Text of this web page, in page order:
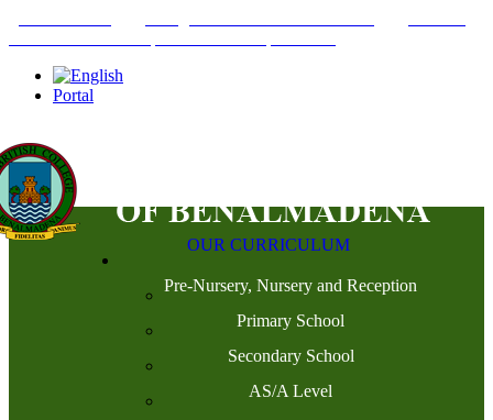
Portal
OUR CURRICULUM
Pre-Nursery, Nursery and Reception
Primary School
Secondary School
AS/A Level